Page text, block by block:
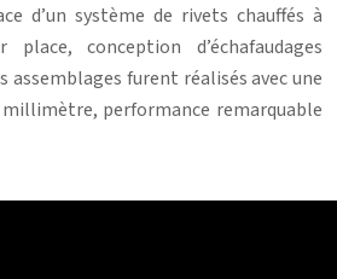
d’un système de rivets chauffés à
conception d’échafaudages
assemblages furent réalisés avec une
millimètre, performance remarquable